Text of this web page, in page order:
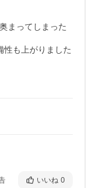
まってしまった
性も上がりました
いいね 0